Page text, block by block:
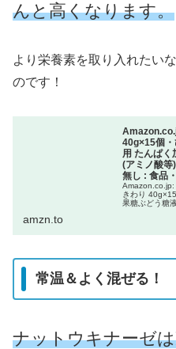
んと高くなります。
より栄養素を取り入れたい
のです！
40g×15個
用 たんぱく
(アミノ酸等
無し : 食品
Amazon.co.jp:
きわり
果糖ぶどう糖
amzn.to
常温＆よく混ぜる！
ナットウキナーゼ